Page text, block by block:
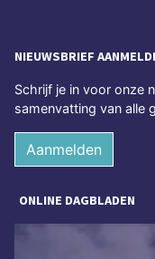
NIEUWSBRIEF
Schrijf je in voor onze
samenvatting van alle
Aanmelden
ONLINE DAGBLADEN